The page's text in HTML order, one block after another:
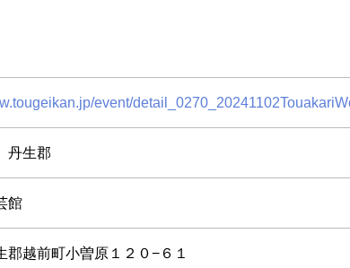
event/
丹生郡
館
郡越前町小曽原１２０−６１